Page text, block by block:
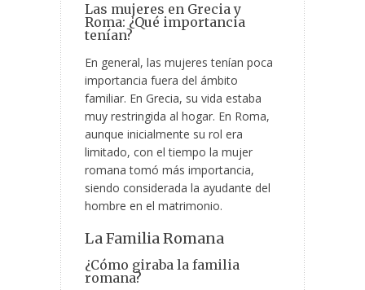
Las mujeres en Grecia y
Roma: ¿Qué importancia
tenían?
En general, las mujeres tenían poca
importancia fuera del ámbito
familiar. En Grecia, su vida estaba
muy restringida al hogar. En Roma,
aunque inicialmente su rol era
limitado, con el tiempo la mujer
romana tomó más importancia,
siendo considerada la ayudante del
hombre en el matrimonio.
La Familia Romana
¿Cómo giraba la familia
romana?